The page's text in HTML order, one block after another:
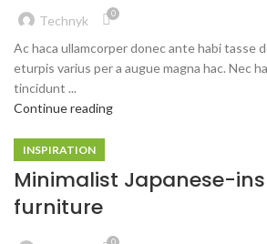
Technyk 0
Ac haca ullamcorper donec ante habi tasse
eturpis varius per a augue magna hac. Nec
tincidunt ...
Continue reading
INSPIRATION
Minimalist Japanese-
furniture
0